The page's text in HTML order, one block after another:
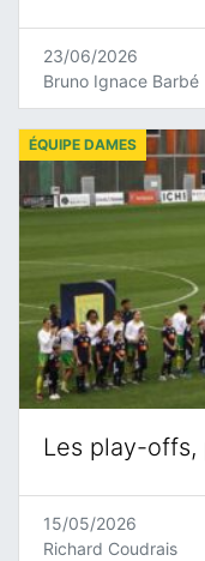
23/06/2026
Bruno Ignace Barbé
Les play-
ÉQUIPE DAMES
15/05/2026
Richard Coudrais